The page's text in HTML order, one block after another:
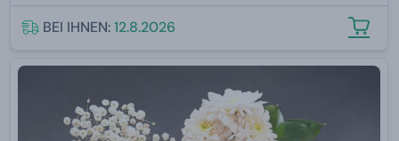
BEI IHNEN:12.8.2026